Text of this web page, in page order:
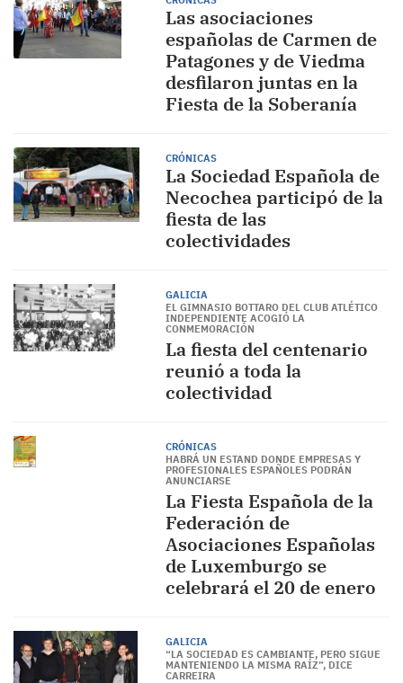
Las asociaciones
españolas de Carmen de
Patagones y de Viedma
desfilaron juntas en la
Fiesta de la Soberanía
CRÓNICAS
La Sociedad Española de
Necochea participó de la
fiesta de las
colectividades
GALICIA
EL GIMNASIO BOTTARO DEL CLUB ATLÉTICO
INDEPENDIENTE ACOGIÓ LA
CONMEMORACIÓN
La fiesta del centenario
reunió a toda la
colectividad
CRÓNICAS
HABRÁ UN ESTAND DONDE EMPRESAS Y
PROFESIONALES ESPAÑOLES PODRÁN
ANUNCIARSE
La Fiesta Española de la
Federación de
Asociaciones Españolas
de Luxemburgo se
celebrará el 20 de enero
GALICIA
“LA SOCIEDAD ES CAMBIANTE, PERO SIGUE
MANTENIENDO LA MISMA RAÍZ”, DICE
CARREIRA